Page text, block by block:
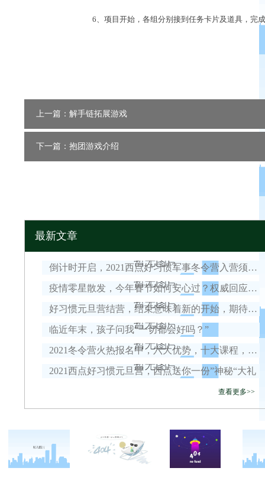
6、项目开始，各组分别接到任务卡片及道具，完
上一篇：解手链拓展游戏
下一篇：抱团游戏介绍
最新文章
倒计时开启，2021西点好习惯军事冬令营入营须知！
疫情零星散发，今年春节如何安心过？权威回应来了！
好习惯元旦营结营，结束意味着新的开始，期待我们下一次的相遇！
临近年末，孩子问我“一切都会好吗？”
2021冬令营火热报名中，六大优势，十大课程，安全保障全面升级！
2021西点好习惯元旦营，西点送你一份”神秘“大礼
查看更多>>